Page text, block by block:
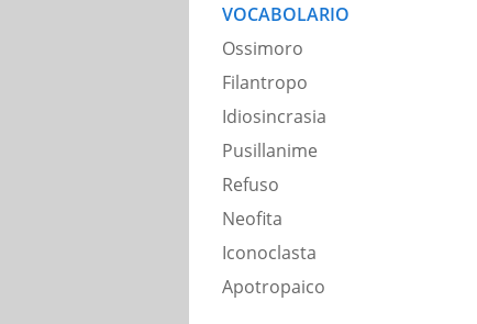
VOCABOLARIO
Ossimoro
Filantropo
Idiosincrasia
Pusillanime
Refuso
Neofita
Iconoclasta
Apotropaico